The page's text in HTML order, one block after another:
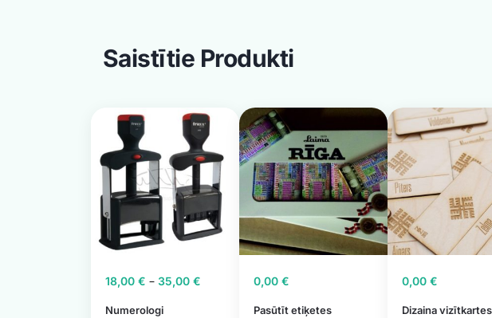
Saistītie Produkti
Numerologi
18,00€ – 35,00€
Pasūtīt etiķetes
0,00€
Dizaina vizītkartes
0,00€